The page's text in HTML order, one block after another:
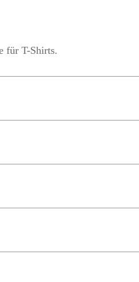
für T-Shirts.
Materialverfügbarkeit